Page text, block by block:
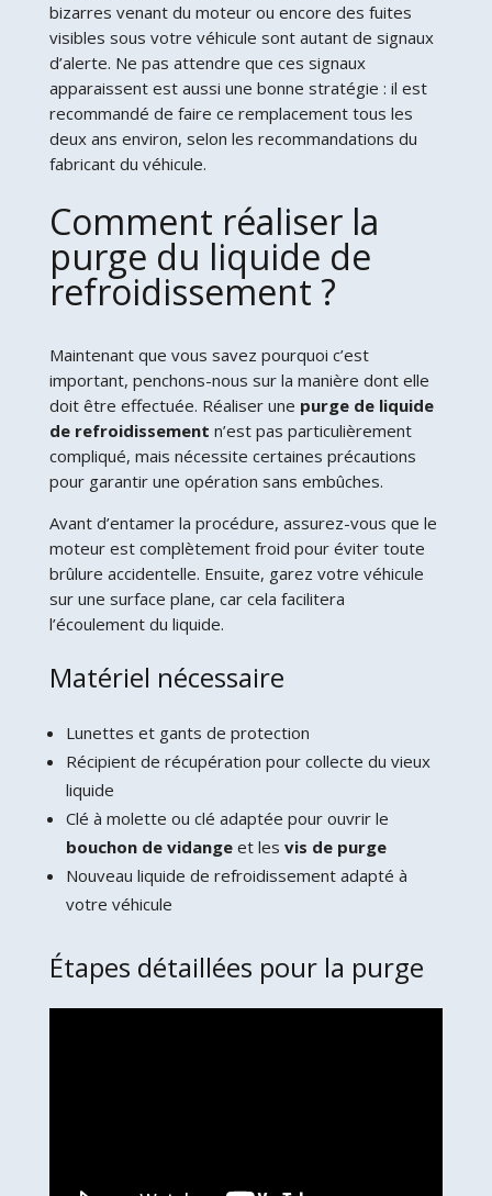
bizarres venant du moteur ou encore des fuites
visibles sous votre véhicule sont autant de signaux
d’alerte. Ne pas attendre que ces signaux
apparaissent est aussi une bonne stratégie : il est
recommandé de faire ce remplacement tous les
deux ans environ, selon les recommandations du
fabricant du véhicule.
Comment réaliser la
purge du liquide de
refroidissement ?
Maintenant que vous savez pourquoi c’est
important, penchons-nous sur la manière dont elle
doit être effectuée. Réaliser une purge de liquide
de refroidissement n’est pas particulièrement
compliqué, mais nécessite certaines précautions
pour garantir une opération sans embûches.
Avant d’entamer la procédure, assurez-vous que le
moteur est complètement froid pour éviter toute
brûlure accidentelle. Ensuite, garez votre véhicule
sur une surface plane, car cela facilitera
l’écoulement du liquide.
Matériel nécessaire
Lunettes et gants de protection
Récipient de récupération pour collecte du vieux
liquide
Clé à molette ou clé adaptée pour ouvrir le
bouchon de vidangeet les vis de purge
Nouveau liquide de refroidissement adapté à
votre véhicule
Étapes détaillées pour la purge